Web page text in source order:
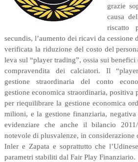
grazie
causa
riscatto
secundis, l’aumento dei ricavi da
verificata la riduzione del costo del
leva sul “player trading”, ossia sui
compravendita dei calciatori. Il
gestione straordinaria del conto
gestione economica straordinaria,
per riequilibrare la gestione economica
milioni, e la gestione finanziaria,
evidenziare che anche il bilancio
notevole di plusvalenze, in considerazione
Inler e Zapata e soprattutto che
parametri stabiliti dal Fair Play Finanziario.